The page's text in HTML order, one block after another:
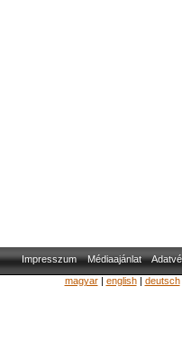
Impresszum Médiaajánlat
magyar| english| deutsch